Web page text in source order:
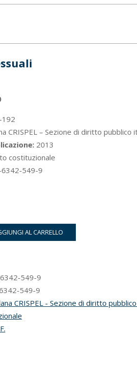
Il
attuale
è:
€17.10.
192
CRISPEL – Sezione di diritto
2013
costituzionale
549-9
AL CARRELLO
549-9
549-9
CRISPEL - Sezione di diritto